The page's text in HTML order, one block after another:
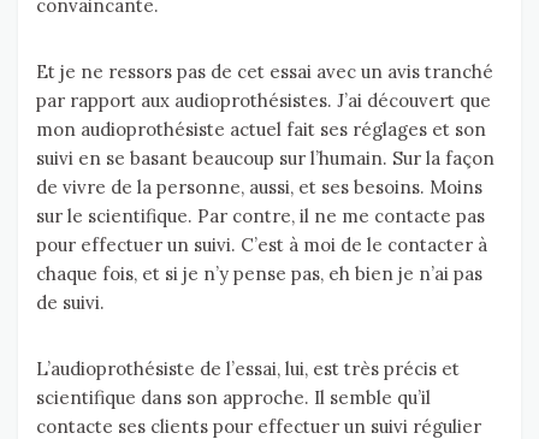
convaincante.
Et je ne ressors pas de cet essai avec un avis tranché
par rapport aux audioprothésistes. J’ai découvert que
mon audioprothésiste actuel fait ses réglages et son
suivi en se basant beaucoup sur l’humain. Sur la façon
de vivre de la personne, aussi, et ses besoins. Moins
sur le scientifique. Par contre, il ne me contacte pas
pour effectuer un suivi. C’est à moi de le contacter à
chaque fois, et si je n’y pense pas, eh bien je n’ai pas
de suivi.
L’audioprothésiste de l’essai, lui, est très précis et
scientifique dans son approche. Il semble qu’il
contacte ses clients pour effectuer un suivi régulier